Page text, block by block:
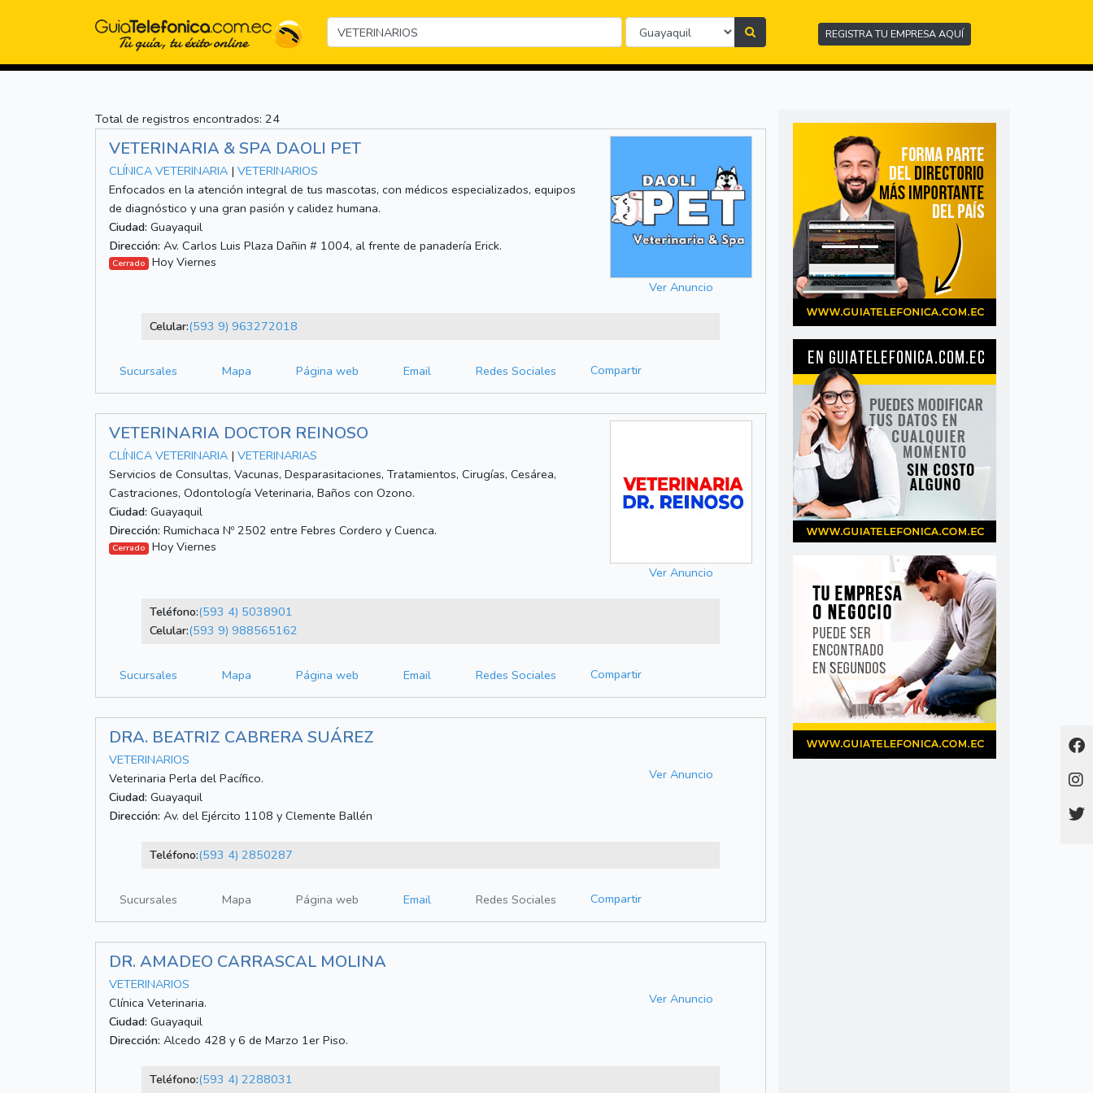
REGISTRA TU EMPRESA AQUÍ
Total de registros encontrados: 24
VETERINARIA & SPA DAOLI PET
CLÍNICA VETERINARIA | VETERINARIOS
Enfocados en la atención integral de tus mascotas, con médicos especializados, equipos
de diagnóstico y una gran pasión y calidez humana.
Ciudad: Guayaquil
Dirección: Av. Carlos Luis Plaza Dañin # 1004, al frente de panadería Erick.
Cerrado Hoy Viernes
Ver Anuncio
Celular:(593 9) 963272018
Sucursales Mapa Página web Email Redes Sociales Compartir
VETERINARIA DOCTOR REINOSO
CLÍNICA VETERINARIA | VETERINARIAS
Servicios de Consultas, Vacunas, Desparasitaciones, Tratamientos, Cirugías, Cesárea,
Castraciones, Odontología Veterinaria, Baños con Ozono.
Ciudad: Guayaquil
Dirección: Rumichaca Nº 2502 entre Febres Cordero y Cuenca.
Cerrado Hoy Viernes
Ver Anuncio
Teléfono:(593 4) 5038901
Celular:(593 9) 988565162
Sucursales Mapa Página web Email Redes Sociales Compartir
DRA. BEATRIZ CABRERA SUÁREZ
VETERINARIOS
Veterinaria Perla del Pacífico.
Ciudad: Guayaquil
Dirección: Av. del Ejército 1108 y Clemente Ballén
Ver Anuncio
Teléfono:(593 4) 2850287
Sucursales Mapa Página web Email Redes Sociales Compartir
DR. AMADEO CARRASCAL MOLINA
VETERINARIOS
Clínica Veterinaria.
Ciudad: Guayaquil
Dirección: Alcedo 428 y 6 de Marzo 1er Piso.
Ver Anuncio
Teléfono:(593 4) 2288031